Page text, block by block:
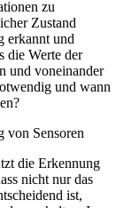
zu
Zustand
erkannt und
die Werte der
und voneinander
und wann
Sensoren
die Erkennung
nicht nur das
ist,